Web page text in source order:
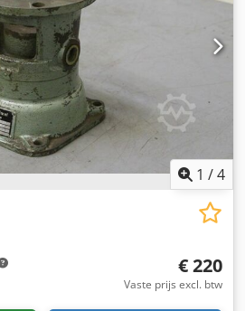
1070/630/H500 mm -
1 /4
€ 220
Vaste prijs excl. btw